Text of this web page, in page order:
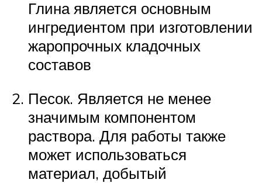
Глина является основным
ингредиентом при изготовлении
жаропрочных кладочных
составов
Песок. Является не менее
значимым компонентом
раствора. Для работы также
может использоваться
материал, добытый